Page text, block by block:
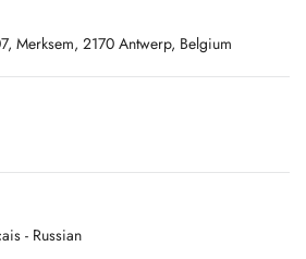
Merksem, 2170 Antwerp, Belgium
- Russian